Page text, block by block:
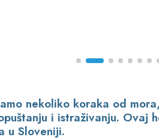
nekoliko koraka od
i istraživanju. Ovaj
u Sloveniji.